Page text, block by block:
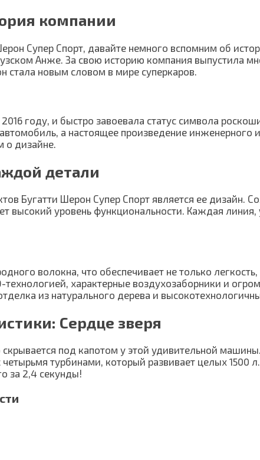
компании
Супер Спорт, давайте немного вспомним об
Анже. За свою историю компания выпустила
стала новым словом в мире суперкаров.
году, и быстро завоевала статус символа
а настоящее произведение
о дизайне.
детали
Бугатти Шерон Супер Спорт является ее дизайн.
высокий уровень функциональности. Каждая
волокна, что обеспечивает не только
технологией, характерные воздухозаборники и
из натурального дерева и
Сердце зверя
скрывается под капотом у этой удивительной
четырьмя турбинами, который развивает целых
за 2,4 секунды!